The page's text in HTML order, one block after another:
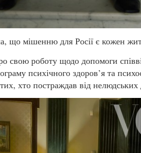
що мішенню для Росії є кожен
свою роботу щодо допомоги
психічного здоров’я та
хто постраждав від нелюдських